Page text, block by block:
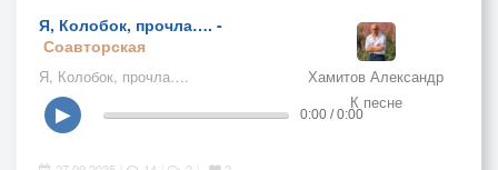
Я, Колобок, прочла…. -
Соавторская
Я, Колобок, прочла….
Хамитов Александр
К песне
▶ 0:00 / 0:00